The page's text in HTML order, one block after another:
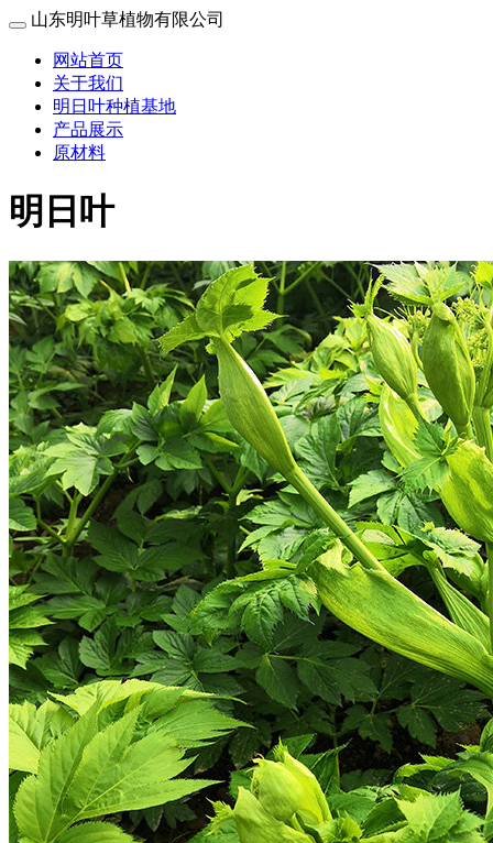
山东明叶草植物有限公司
网站首页
关于我们
明日叶种植基地
产品展示
原材料
明日叶